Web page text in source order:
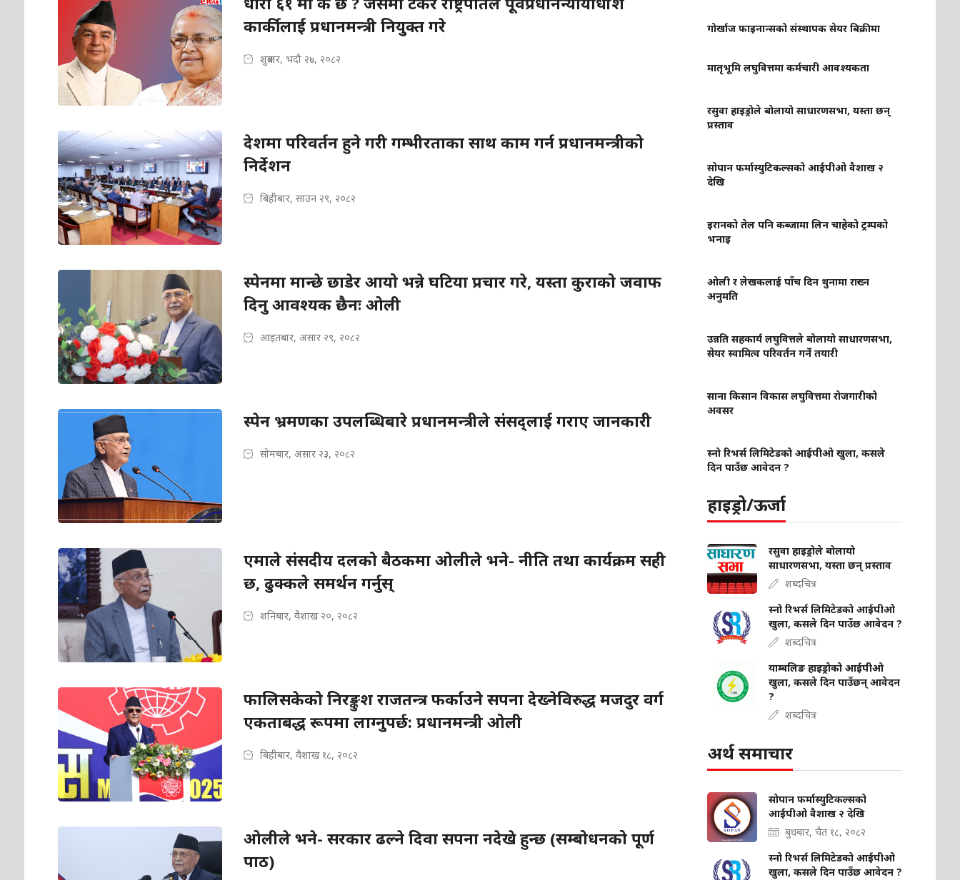
कार्कीलाई प्रधानमन्त्री नियुक्त गरे
शुक्रबार, भदौ २७, २०८२
देशमा परिवर्तन हुने गरी गम्भीरताका साथ काम गर्न प्रधानमन्त्रीको
निर्देशन
बिहीबार, साउन २९, २०८२
स्पेनमा मान्छे छाडेर आयो भन्ने घटिया प्रचार गरे, यस्ता कुराको जवाफ
दिनु आवश्यक छैनः ओली
आइतबार, असार २९, २०८२
स्पेन भ्रमणका उपलब्धिबारे प्रधानमन्त्रीले संसद्लाई गराए जानकारी
सोमबार, असार २३, २०८२
एमाले संसदीय दलको बैठकमा ओलीले भने- नीति तथा कार्यक्रम सही
छ, ढुक्कले समर्थन गर्नुस्
शनिबार, वैशाख २०, २०८२
फालिसकेको निरङ्कुश राजतन्त्र फर्काउने सपना देख्नेविरुद्ध मजदुर वर्ग
एकताबद्ध रूपमा लाग्नुपर्छ: प्रधानमन्त्री ओली
बिहीबार, वैशाख १८, २०८२
ओलीले भने- सरकार ढल्ने दिवा सपना नदेखे हुन्छ (सम्बोधनको पूर्ण
पाठ)
गोर्खाज फाइनान्सको संस्थापक सेयर बिक्रीमा
मातृभूमि लघुवित्तमा कर्मचारी आवश्यकता
रसुवा हाइड्रोले बोलायो साधारणसभा, यस्ता छन्
प्रस्ताव
सोपान फर्मास्युटिकल्सको आईपीओ वैशाख २
देखि
इरानको तेल पनि कब्जामा लिन चाहेको ट्रम्पको
भनाइ
ओली र लेखकलाई पाँच दिन थुनामा राख्न
अनुमति
उन्नति सहकार्य लघुवित्तले बोलायो साधारणसभा,
सेयर स्वामित्व परिवर्तन गर्ने तयारी
साना किसान विकास लघुवित्तमा रोजगारीको
अवसर
स्नो रिभर्स लिमिटेडको आईपीओ खुला, कसले
दिन पाउँछ आवेदन ?
हाइड्रो/ऊर्जा
रसुवा हाइड्रोले बोलायो
साधारणसभा, यस्ता छन् प्रस्ताव
शब्दचित्र
स्नो रिभर्स लिमिटेडको आईपीओ
खुला, कसले दिन पाउँछ आवेदन ?
शब्दचित्र
याम्बलिङ हाइड्रोको आईपीओ
खुला, कसले दिन पाउँछन् आवेदन
?
शब्दचित्र
अर्थ समाचार
सोपान फर्मास्युटिकल्सको
आईपीओ वैशाख २ देखि
बुधबार, चैत १८, २०८२
स्नो रिभर्स लिमिटेडको आईपीओ
खुला, कसले दिन पाउँछ आवेदन ?